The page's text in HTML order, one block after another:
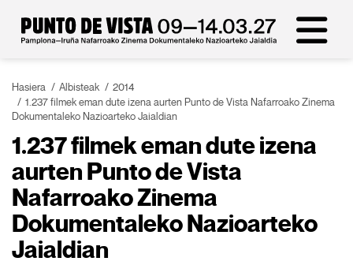
Hasiera Albisteak
2014
1.237 filmek eman dute izena aurten Punto de Vista Nafarroako Zinema
Dokumentaleko Nazioarteko Jaialdian
1.237 filmek eman dute izena
aurten Punto de Vista
Nafarroako Zinema
Dokumentaleko Nazioarteko
Jaialdian